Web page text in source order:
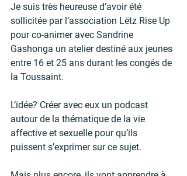
Je suis très heureuse d’avoir été
sollicitée par l’association Lëtz Rise Up
pour co-animer avec Sandrine
Gashonga un atelier destiné aux jeunes
entre 16 et 25 ans durant les congés de
la Toussaint.
L’idée? Créer avec eux un podcast
autour de la thématique de la vie
affective et sexuelle pour qu’ils
puissent s’exprimer sur ce sujet.